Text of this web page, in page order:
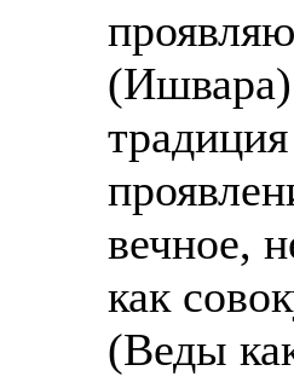
вечное,
как
(Веды